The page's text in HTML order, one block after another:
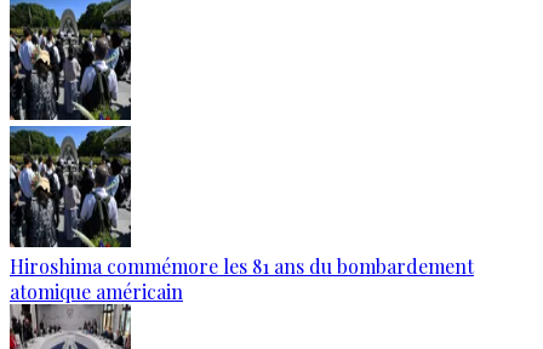
Hiroshima commémore les 81 ans du bombardement
atomique américain